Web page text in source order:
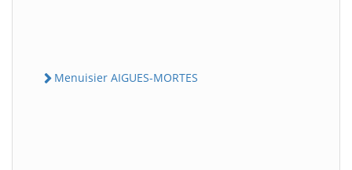
Menuisier AIGUES-MORTES